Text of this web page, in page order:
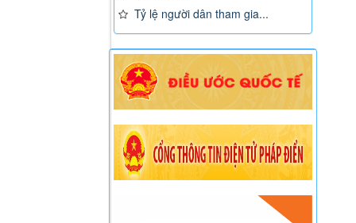
Tỷ lệ người dân tham gia...